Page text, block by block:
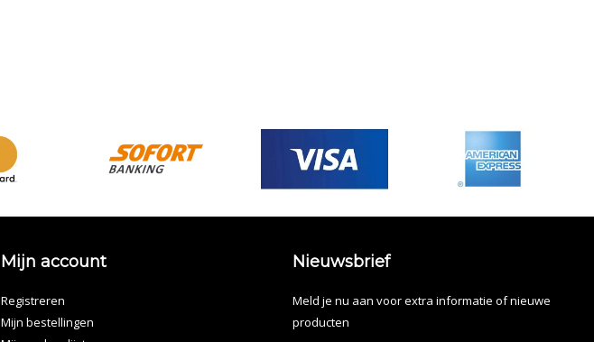
Mijn account
Registreren
Mijn bestellingen
Nieuwsbrief
Meld je nu aan voor extra informatie of nieuwe
producten